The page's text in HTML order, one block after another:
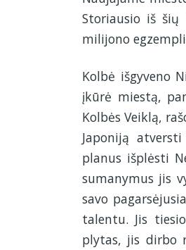
Storiausio iš šių
milijono
Kolbė išgyveno
įkūrė miestą,
Kolbės Veiklą,
Japoniją
planus išplėsti
sumanymus jis
savo
talentu. Jis
plytas, jis dirbo